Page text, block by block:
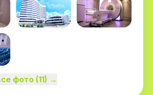
фото (11) →